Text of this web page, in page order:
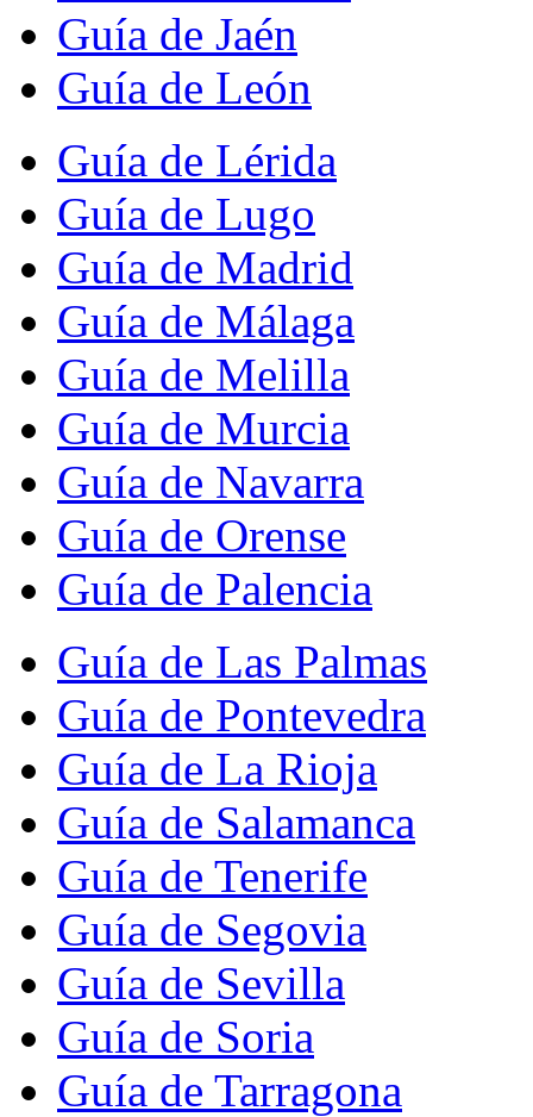
Guía de Jaén
Guía de León
Guía de Lérida
Guía de Lugo
Guía de Madrid
Guía de Málaga
Guía de Melilla
Guía de Murcia
Guía de Navarra
Guía de Orense
Guía de Palencia
Guía de Las Palmas
Guía de Pontevedra
Guía de La Rioja
Guía de Salamanca
Guía de Tenerife
Guía de Segovia
Guía de Sevilla
Guía de Soria
Guía de Tarragona